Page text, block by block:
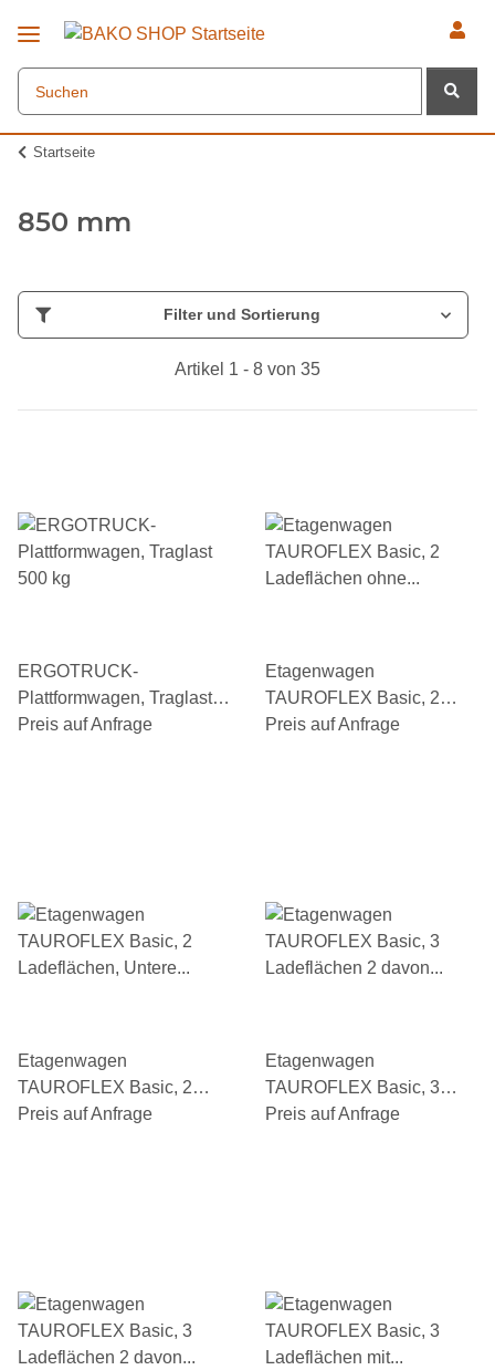
Startseite
850 mm
Filter und Sortierung
Artikel 1 - 8 von 35
ERGOTRUCK-
Plattformwagen, Traglast
500 kg
Preis auf Anfrage
Etagenwagen
TAUROFLEX Basic, 2
Ladeflächen ohne
Preis auf Anfrage
Etagenwagen
TAUROFLEX Basic, 2
Ladeflächen, Untere mit
Preis auf Anfrage
Etagenwagen
TAUROFLEX Basic, 3
Ladeflächen 2 davon mit
Preis auf Anfrage